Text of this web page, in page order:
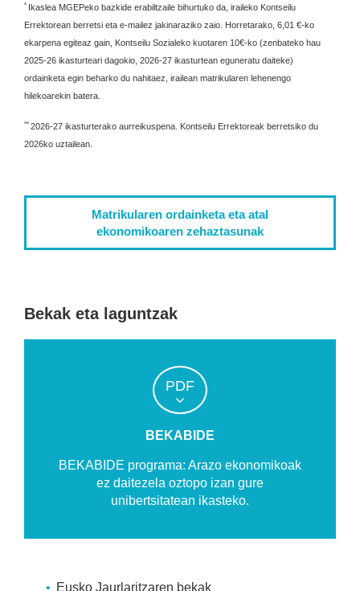
* Ikaslea MGEPeko bazkide erabiltzaile bihurtuko da, iraileko Kontseilu
Errektorean berretsi eta e-mailez jakinaraziko zaio. Horretarako, 6,01 €-ko
ekarpena egiteaz gain, Kontseilu Sozialeko kuotaren 10€-ko (zenbateko hau
2025-26 ikasturteari dagokio, 2026-27 ikasturtean eguneratu daiteke)
ordainketa egin beharko du nahitaez, irailean matrikularen lehenengo
hilekoarekin batera.
** 2026-27 ikasturterako aurreikuspena. Kontseilu Errektoreak berretsiko du
2026ko uztailean.
Matrikularen ordainketa eta atal
ekonomikoaren zehaztasunak
Bekak eta laguntzak
PDF
BEKABIDE
BEKABIDE programa: Arazo ekonomikoak
ez daitezela oztopo izan gure
unibertsitatean ikasteko.
Eusko Jaurlaritzaren bekak